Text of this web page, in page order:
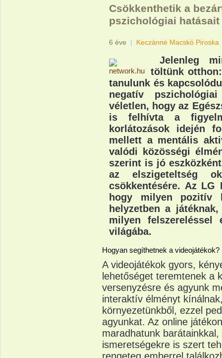
Csökkenthetik a
pszichológiai
6 éve | Keczánné Macskó Piroska
Jelenleg
töltünk
tanulunk és
negatív
véletlen, hogy az
is felhívta a
korlátozások idején
mellett a mentális
valódi közösségi
szerint is jó
az elszigeteltség
csökkentésére. Az LG
hogy milyen pozitív
helyzetben a
milyen felszereléssel
világába.
Hogyan segíthetnek a videojátékok?
A videojátékok gyors,
lehetőséget teremtenek a
versenyzésre és agyunk
interaktív élményt
környezetünkből, ezzel
agyunkat. Az online
maradhatunk
ismeretségekre is szert